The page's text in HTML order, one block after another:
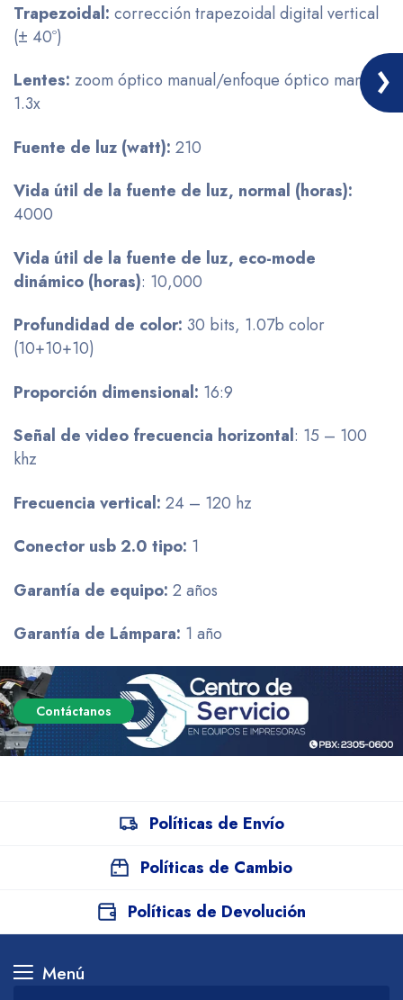
Trapezoidal: corrección trapezoidal digital vertical
(± 40º)
Lentes: zoom óptico manual/enfoque óptico manual
1.3x
Fuente de luz (watt): 210
Vida útil de la fuente de luz, normal (horas):
4000
Vida útil de la fuente de luz, eco-mode
dinámico (horas): 10,000
Profundidad de color: 30 bits, 1.07b color
(10+10+10)
Proporción dimensional: 16:9
Señal de video frecuencia horizontal: 15 – 100
khz
Frecuencia vertical: 24 – 120 hz
Conectorusb2.0 tipo: 1
Garantía de equipo: 2 años
Garantía de Lámpara: 1 año
Contáctanos
Políticas de Envío
Políticas de Cambio
Políticas de Devolución
Menú